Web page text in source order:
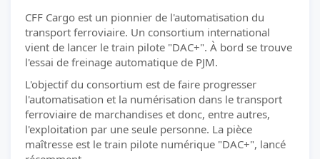
CFF Cargo est un pionnier de l'automatisation du
transport ferroviaire. Un consortium international
vient de lancer le train pilote "DAC+". À bord se trouve
l'essai de freinage automatique de PJM.
L'objectif du consortium est de faire progresser
l'automatisation et la numérisation dans le transport
ferroviaire de marchandises et donc, entre autres,
l'exploitation par une seule personne. La pièce
maîtresse est le train pilote numérique "DAC+", lancé